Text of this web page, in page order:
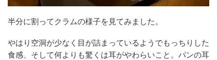
半分に割ってクラムの様子を見てみました。
やはり空洞が少なく目が詰まっているようでもっちりした
食感、そして何よりも驚くは耳がやわらいこと。パンの耳